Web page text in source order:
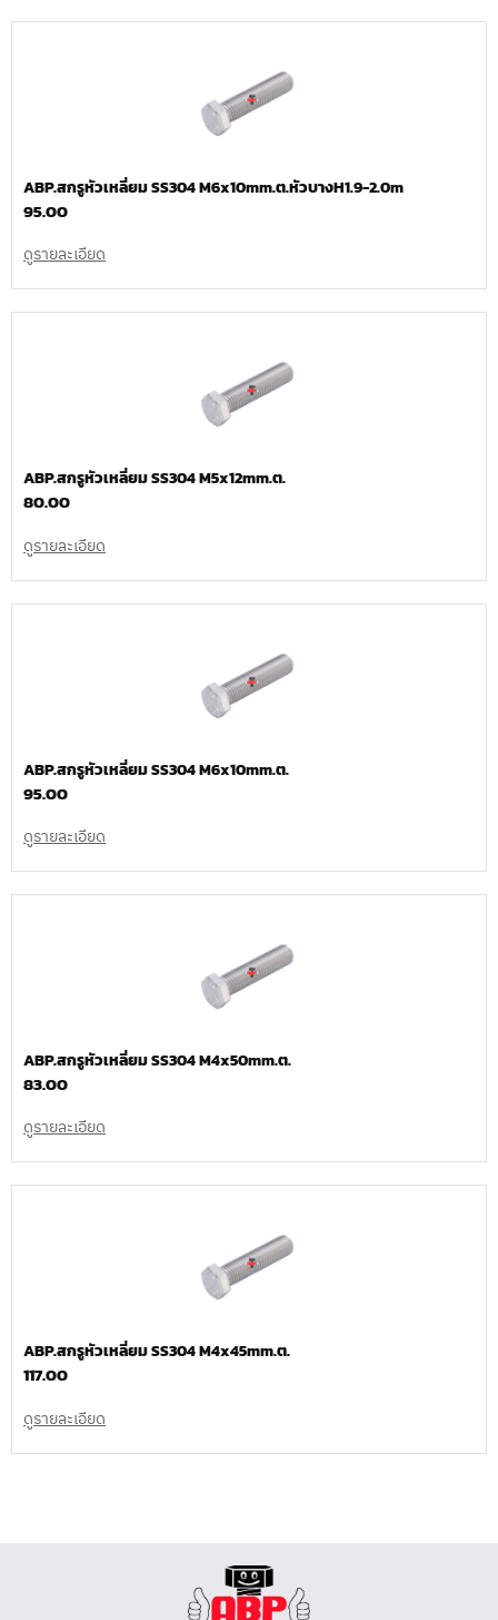
ABP.สกรูหัวเหลี่ยม SS304 M6x10mm.ต.หัวบางH1.9-2.0m
95.00
ดูรายละเอียด
ABP.สกรูหัวเหลี่ยม SS304 M5x12mm.ต.
80.00
ดูรายละเอียด
ABP.สกรูหัวเหลี่ยม SS304 M6x10mm.ต.
95.00
ดูรายละเอียด
ABP.สกรูหัวเหลี่ยม SS304 M4x50mm.ต.
83.00
ดูรายละเอียด
ABP.สกรูหัวเหลี่ยม SS304 M4x45mm.ต.
117.00
ดูรายละเอียด